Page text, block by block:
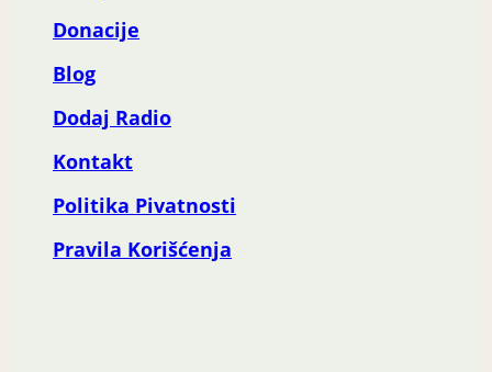
Donacije
Blog
Dodaj Radio
Kontakt
Politika Pivatnosti
Pravila Korišćenja